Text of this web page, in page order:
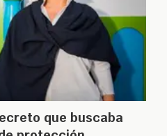
que buscaba